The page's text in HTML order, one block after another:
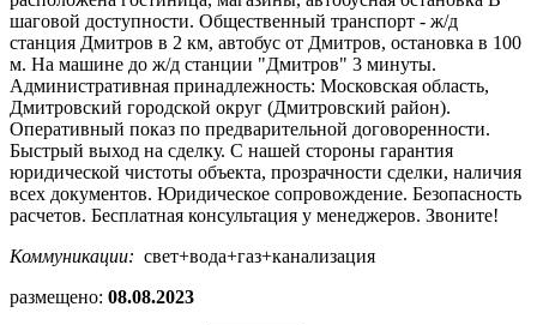
шаговой доступности. Общественный транспорт - ж/д
станция Дмитров в 2 км, автобус от Дмитров, остановка в 100
м. На машине до ж/д станции "Дмитров" 3 минуты.
Административная принадлежность: Московская область,
Дмитровский городской округ (Дмитровский район).
Оперативный показ по предварительной договоренности.
Быстрый выход на сделку. С нашей стороны гарантия
юридической чистоты объекта, прозрачности сделки, наличия
всех документов. Юридическое сопровождение. Безопасность
расчетов. Бесплатная консультация у менеджеров. Звоните!
Коммуникации: свет+вода+газ+канализация
размещено: 08.08.2023